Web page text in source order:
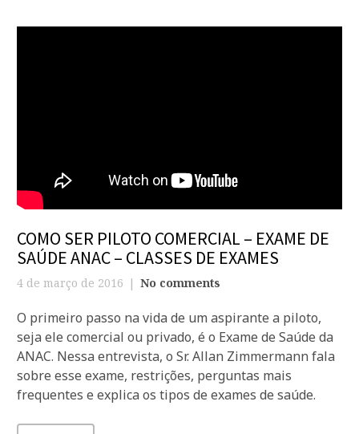
COMO SER PILOTO COMERCIAL – EXAME DE
SAÚDE ANAC – CLASSES DE EXAMES
4 de março de 2016 No comments
O primeiro passo na vida de um aspirante a piloto,
seja ele comercial ou privado, é o Exame de Saúde da
ANAC. Nessa entrevista, o Sr. Allan Zimmermann fala
sobre esse exame, restrições, perguntas mais
frequentes e explica os tipos de exames de saúde.